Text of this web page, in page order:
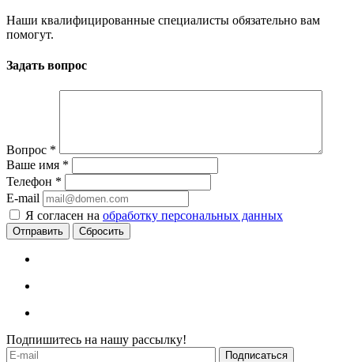
Наши квалифицированные специалисты обязательно вам
помогут.
Задать вопрос
Вопрос *
Ваше имя *
Телефон *
E-mail
Я согласен на обработку персональных данных
Сбросить
Подпишитесь на нашу рассылку!